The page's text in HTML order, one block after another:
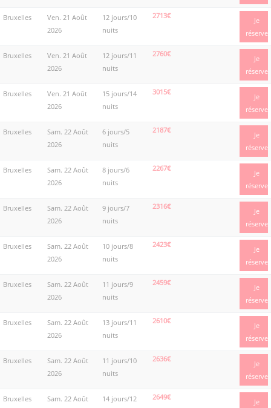
Bruxelles
Ven. 21 Août
2026
12 jours/10
nuits
2713€
Je
réserve
Bruxelles
Ven. 21 Août
2026
12 jours/11
nuits
2760€
Je
réserve
Bruxelles
Ven. 21 Août
2026
15 jours/14
nuits
3015€
Je
réserve
Bruxelles
Sam. 22 Août
2026
6 jours/5
nuits
2187€
Je
réserve
Bruxelles
Sam. 22 Août
2026
8 jours/6
nuits
2267€
Je
réserve
Bruxelles
Sam. 22 Août
2026
9 jours/7
nuits
2316€
Je
réserve
Bruxelles
Sam. 22 Août
2026
10 jours/8
nuits
2423€
Je
réserve
Bruxelles
Sam. 22 Août
2026
11 jours/9
nuits
2459€
Je
réserve
Bruxelles
Sam. 22 Août
2026
13 jours/11
nuits
2610€
Je
réserve
Bruxelles
Sam. 22 Août
2026
11 jours/10
nuits
2636€
Je
réserve
Bruxelles
Sam. 22 Août
14 jours/12
2649€
Je